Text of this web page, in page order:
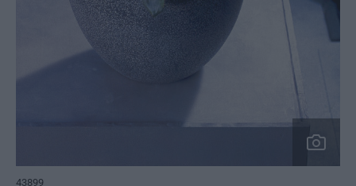
43899